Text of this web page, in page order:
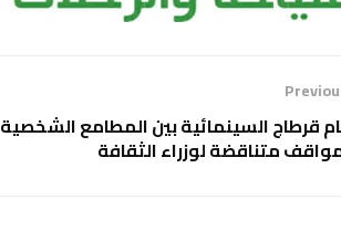
قرطاج السينمائية بين المطامع الشخصية
متناقضة لوزراء الثقافة